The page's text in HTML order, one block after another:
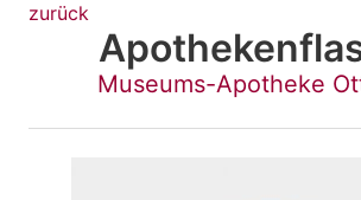
zurück
Museums-Apotheke